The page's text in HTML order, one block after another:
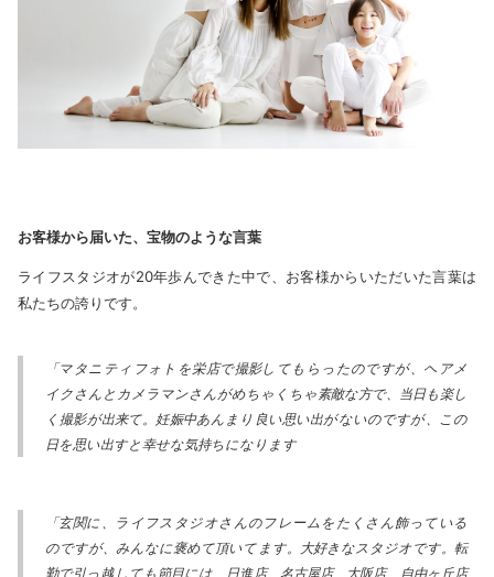
お客様から届いた、宝物のような言葉
ライフスタジオが20年歩んできた中で、お客様からいただいた言葉は
私たちの誇りです。
「マタニティフォトを栄店で撮影してもらったのですが、ヘアメ
イクさんとカメラマンさんがめちゃくちゃ素敵な方で、当日も楽し
く撮影が出来て。妊娠中あんまり良い思い出がないのですが、この
日を思い出すと幸せな気持ちになります
「玄関に、ライフスタジオさんのフレームをたくさん飾っている
のですが、みんなに褒めて頂いてます。大好きなスタジオです。転
勤で引っ越しても節目には、日進店、名古屋店、大阪店、自由ヶ丘店